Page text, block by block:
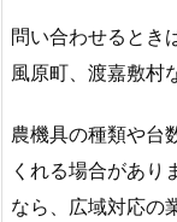
問い合わせるとき
風原町、渡嘉敷村
農機具の種類や台
くれる場合があり
なら、広域対応の